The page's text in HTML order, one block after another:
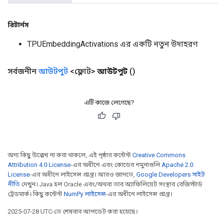
রিটার্নস
TPUEmbeddingActivations এর একটি নতুন উদাহরণ
সর্বজনীন আউটপুট <ফ্লোট> আউটপুট ()
এটি কাজে লেগেছে?
অন্য কিছু উল্লেখ না করা থাকলে, এই পৃষ্ঠার কন্টেন্ট Creative Commons
Attribution 4.0 License-এর অধীনে এবং কোডের নমুনাগুলিApache 2.0
License-এর অধীনে লাইসেন্স প্রাপ্ত। আরও জানতে, Google Developers সাইট
নীতি দেখুন। Java হল Oracle এবং/অথবা তার অ্যাফিলিয়েট সংস্থার রেজিস্টার্ড
ট্রেডমার্ক। কিছু কন্টেন্ট NumPy লাইসেন্স-এর অধীনে লাইসেন্স প্রাপ্ত।
2025-07-28 UTC-তে শেষবার আপডেট করা হয়েছে।